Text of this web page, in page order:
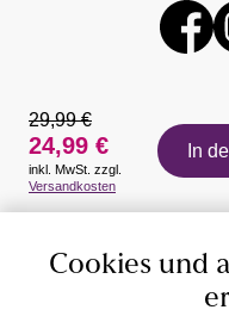
29,99 €
24,99 €
inkl. MwSt. zzgl.
Versandkosten
In
Cookies und